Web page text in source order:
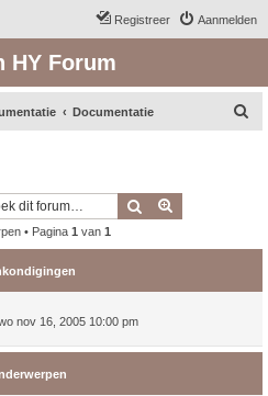
Aanmelden
Registreer
HY Forum
Documentatie
Zoek
• Pagina 1 van 1
nov 16, 2005 10:00 pm